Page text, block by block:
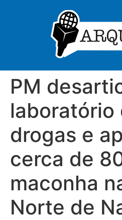
PM
laboratório
drogas e
cerca de
maconha
Norte de